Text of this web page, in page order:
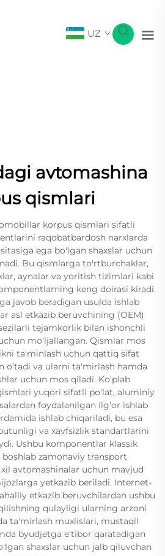
UZ
avtomashina
qismlari
korpus qismlari sifatli
raqobatbardosh narxlarda
ega bo'lgan shaxslar uchun
Bu qismlarga to'rtburchaklar,
aynalar va yoritish tizimlari kabi
keng doirasi kiradi.
javob beradigan usulda ishlab
asl etkazib beruvchining (OEM)
tejamkorlik bilan ishonchli
mo'ljallangan. Qismlar mos
ta'minlash uchun qattiq sifat
o'tadi va ularni ta'mirlash hamda
uchun mos qiladi. Ko'plab
yuqori sifatli po'lat, aluminiy
foydalanilgan ilg'or ishlab
ishlab chiqariladi, bu esa
va xavfsizlik standartlarini
Ushbu komponentlar klassik
zamonaviy transport
avtomashinalar uchun mavjud
yetkazib beriladi. Internet-
etkazib beruvchilardan ushbu
qulayligi ularning arzoni
ta'mirlash muxlislari, mustaqil
byudjetga e'tibor qaratadigan
shaxslar uchun jalb qiluvchan